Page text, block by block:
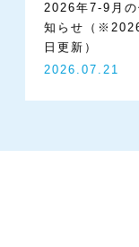
2026年7-9月の
知らせ（
日更新）
2026.07.21